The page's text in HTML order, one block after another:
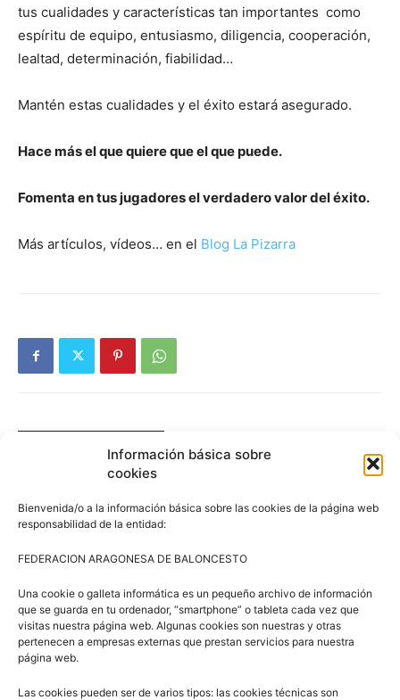
Información básica sobre
cookies
Bienvenida/o a la información básica sobre las cookies de la página web
responsabilidad de la entidad:
FEDERACION ARAGONESA DE BALONCESTO
Una cookie o galleta informática es un pequeño archivo de información
que se guarda en tu ordenador, “smartphone” o tableta cada vez que
visitas nuestra página web. Algunas cookies son nuestras y otras
pertenecen a empresas externas que prestan servicios para nuestra
página web.
Las cookies pueden ser de varios tipos: las cookies técnicas son
tus cualidades y características tan importantes como
espíritu de equipo, entusiasmo, diligencia, cooperación,
lealtad, determinación, fiabilidad…
Mantén estas cualidades y el éxito estará asegurado.
Hace más el que quiere que el que puede.
Fomenta en tus jugadores el verdadero valor del éxito.
Más artículos, vídeos… en el Blog La Pizarra